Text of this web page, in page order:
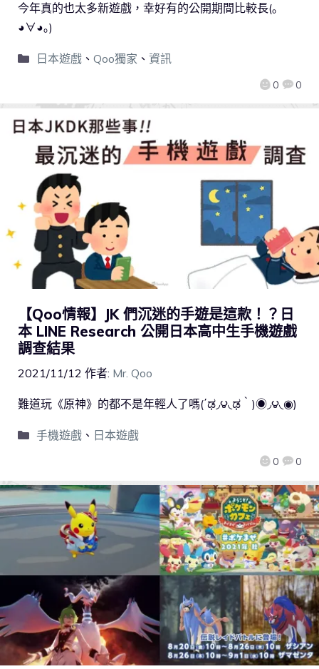
0 0
今年真的也太多新遊戲，幸好有的公開期間比較長(｡
◕∀◕｡)
日本遊戲、 Qoo獨家 、 資訊
【Qoo情報】JK 們沉迷的手遊是這款！？日
本 LINE Research 公開日本高中生手機遊戲
調查結果
2021/11/12 作者: Mr. Qoo
0 0
難道玩《原神》的都不是年輕人了嗎(΄ಢ◞౪◟ಢ‵)◉◞౪◟◉)
手機遊戲、 日本遊戲